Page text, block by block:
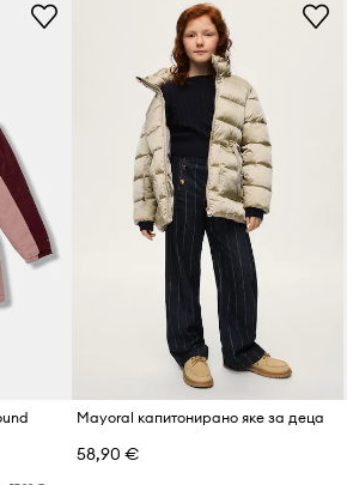
Gosoaky
Mayoral капитонирано яке за деца
58,90 €